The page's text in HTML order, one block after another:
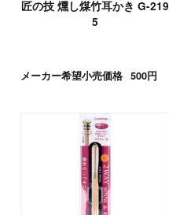
匠の技 燻し煤竹耳かき G-219
5
メーカー希望小売価格 500円